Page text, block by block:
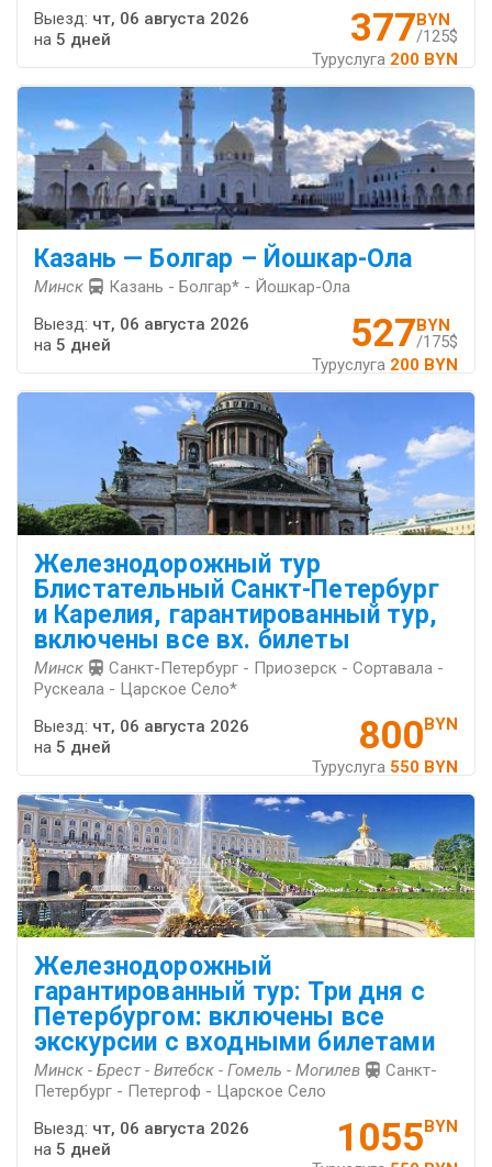
377BYN
/125$
Туруслуга 200 BYN
Выезд: чт, 06 августа 2026
на 5 дней
Казань — Болгар – Йошкар-Ола
Минск Казань - Болгар* - Йошкар-Ола
527BYN
/175$
Туруслуга 200 BYN
Выезд: чт, 06 августа 2026
на 5 дней
Железнодорожный тур
Блистательный Санкт-Петербург
и Карелия, гарантированный тур,
включены все вх. билеты
Минск
Санкт-Петербург - Приозерск - Сортавала -
Рускеала - Царское Село*
800BYN
Туруслуга 550 BYN
Выезд: чт, 06 августа 2026
на 5 дней
Железнодорожный
гарантированный тур: Три дня с
Петербургом: включены все
экскурсии с входными билетами
Минск - Брест - Витебск - Гомель - Могилев
Санкт-
Петербург - Петергоф - Царское Село
1055BYN
Выезд: чт, 06 августа 2026
на 5 дней